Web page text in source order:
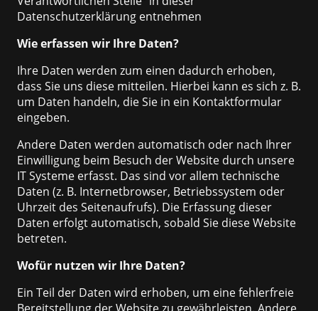
Datenschutzerklärung entnehmen
Wie erfassen wir Ihre Daten?
Ihre Daten werden zum einen dadurch erhoben,
dass Sie uns diese mitteilen. Hierbei kann es sich z. B.
um Daten handeln, die Sie in ein Kontaktformular
eingeben.
Andere Daten werden automatisch oder nach Ihrer
Einwilligung beim Besuch der Website durch unsere
IT Systeme erfasst. Das sind vor allem technische
Daten (z. B. Internetbrowser, Betriebssystem oder
Uhrzeit des Seitenaufrufs). Die Erfassung dieser
Daten erfolgt automatisch, sobald Sie diese Website
betreten.
Wofür nutzen wir Ihre Daten?
Ein Teil der Daten wird erhoben, um eine fehlerfreie